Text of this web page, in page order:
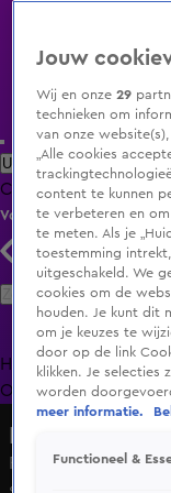
Uitzending Gemist
ClipsFilmsRadio
Volg KIJK
Zoeken
HomeUitzending
Oranjezomer
Folkertsma hoopt
Jouw
Wij en onze29
technieken om
van onze
„Alle cookies
content te kunnen
te verbeteren en
te meten. Als je
toestemming
uitgeschakeld. We
cookies om de
houden. Je kunt dit
om je keuzes te
door op de link
klikken. Je selecties
worden
meer informatie.
Functioneel &